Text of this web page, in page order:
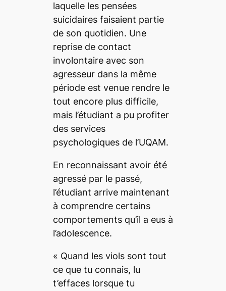
laquelle les pensées
suicidaires faisaient partie
de son quotidien. Une
reprise de contact
involontaire avec son
agresseur dans la même
période est venue rendre le
tout encore plus difficile,
mais l’étudiant a pu profiter
des services
psychologiques de l’UQAM.
En reconnaissant avoir été
agressé par le passé,
l’étudiant arrive maintenant
à comprendre certains
comportements qu’il a eus à
l’adolescence.
« Quand les viols sont tout
ce que tu connais, lu
t’effaces lorsque tu